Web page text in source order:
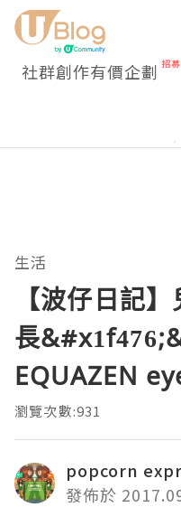
社群創作有價企劃
生活
【波仔日記
長
EQUAZEN
瀏覽次數:931
popcorn
發佈於